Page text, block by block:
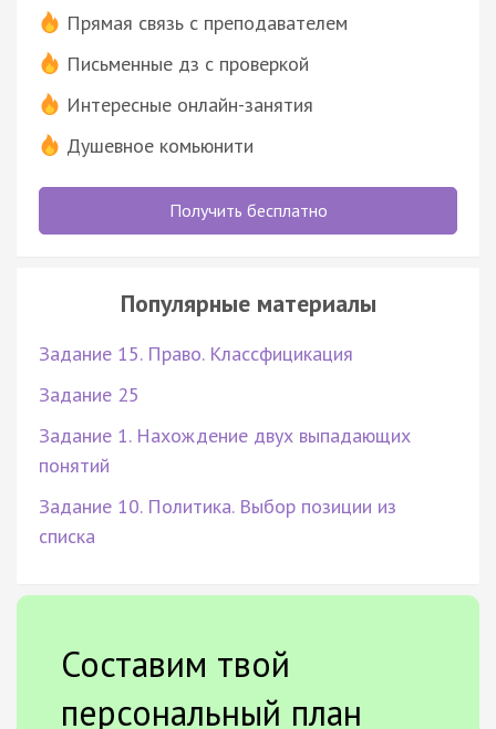
Прямая связь с преподавателем
Письменные дз с проверкой
Интересные онлайн-занятия
Душевное комьюнити
Получить бесплатно
Популярные материалы
Задание 15. Право. Классфицикация
Задание 25
Задание 1. Нахождение двух выпадающих
понятий
Задание 10. Политика. Выбор позиции из
списка
Составим твой
персональный план